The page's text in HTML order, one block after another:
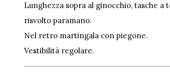
Lunghezza sopra al ginocchio, tasche
risvolto paramano.
Nel retro martingala con piegone.
Vestibilità regolare.